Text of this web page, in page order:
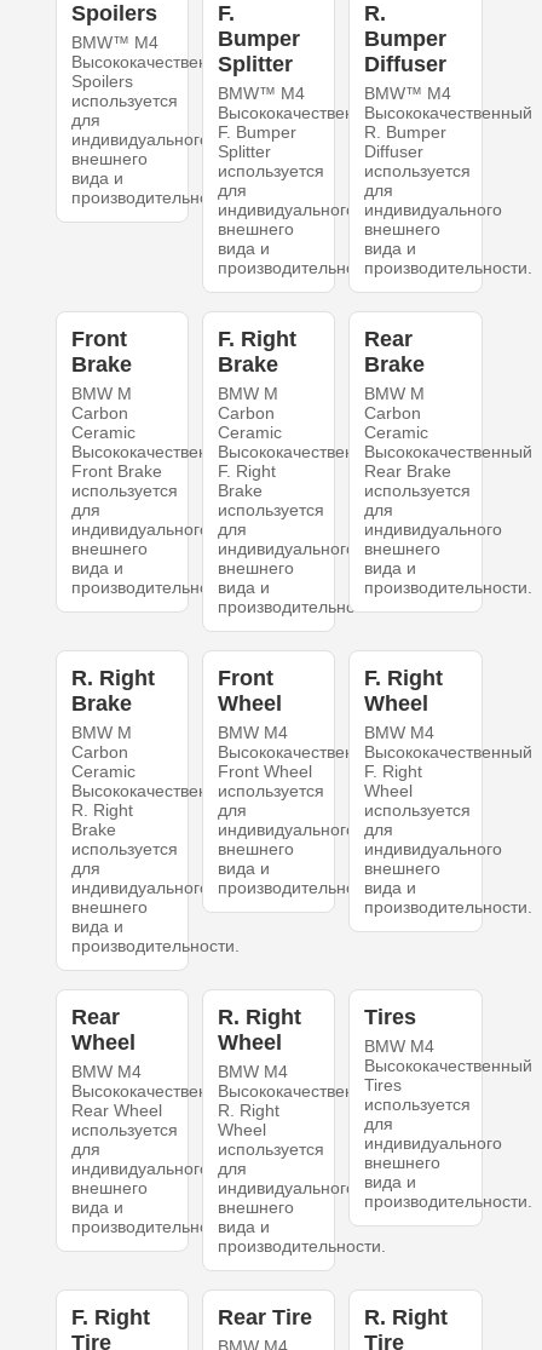
Spoilers
BMW™ M4
Высококачественный
Spoilers
используется
для
индивидуального
внешнего
вида и
производительности.
F.
Bumper
Splitter
BMW™ M4
Высококачественный
F. Bumper
Splitter
используется
для
индивидуального
внешнего
вида и
производительности.
R.
Bumper
Diffuser
BMW™ M4
Высококачественный
R. Bumper
Diffuser
используется
для
индивидуального
внешнего
вида и
производительности.
Front
Brake
BMW M
Carbon
Ceramic
Высококачественный
Front Brake
используется
для
индивидуального
внешнего
вида и
производительности.
F. Right
Brake
BMW M
Carbon
Ceramic
Высококачественный
F. Right
Brake
используется
для
индивидуального
внешнего
вида и
производительности.
Rear
Brake
BMW M
Carbon
Ceramic
Высококачественный
Rear Brake
используется
для
индивидуального
внешнего
вида и
производительности.
R. Right
Brake
BMW M
Carbon
Ceramic
Высококачественный
R. Right
Brake
используется
для
индивидуального
внешнего
вида и
производительности.
Front
Wheel
BMW M4
Высококачественный
Front Wheel
используется
для
индивидуального
внешнего
вида и
производительности.
F. Right
Wheel
BMW M4
Высококачественный
F. Right
Wheel
используется
для
индивидуального
внешнего
вида и
производительности.
Rear
Wheel
BMW M4
Высококачественный
Rear Wheel
используется
для
индивидуального
внешнего
вида и
производительности.
R. Right
Wheel
BMW M4
Высококачественный
R. Right
Wheel
используется
для
индивидуального
внешнего
вида и
производительности.
Tires
BMW M4
Высококачественный
Tires
используется
для
индивидуального
внешнего
вида и
производительности.
F. Right
Tire
Rear Tire
R. Right
Tire